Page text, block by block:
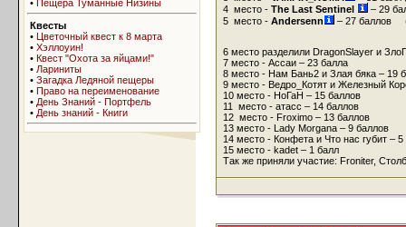
• Пещера Туманные Низины
Квесты
• Цветочный квест к 8 марта
• Хэллоуин!
• Квест "Охота за яйцами!"
• Лариниты
• Загадка Ледяной пещеры
• Право на переименование
• День Знаний - Портфель
• День знаний - Книги
4 место - The Last Sentinel
– 29
5 место - Andersenn – 27 баллов
6 место разделили DragonSlayer и
7 место - Ассаи – 23 балла
8 место - Нам Бань2 и Злая бяка – 19
9 место - Ведро_Котят и Железный
10 место - НоГаН – 15 баллов
11 место - атасс – 14 баллов
12 место - Froximo – 13 баллов
13 место - Lady Morgana – 9 баллов
14 место - Конфета и Что нас губит – 5
15 место - kadet – 1 балл
Так же приняли участие: Froniter,